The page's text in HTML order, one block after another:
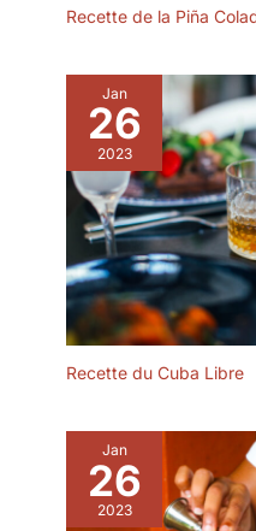
vos
ou
de
à
Recette de la Piña
Jan
26
2023
Recette du Cuba Libre
Jan
26
2023